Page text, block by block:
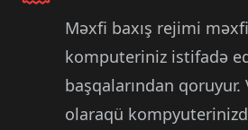
Məxfi baxış rejimi
komputeriniz istifadə
başqalarından
olaraqü